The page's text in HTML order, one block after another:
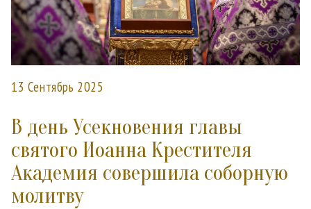
13 Сентябрь 2025
В день Усекновения главы
святого Иоанна Крестителя
Академия совершила соборную
молитву